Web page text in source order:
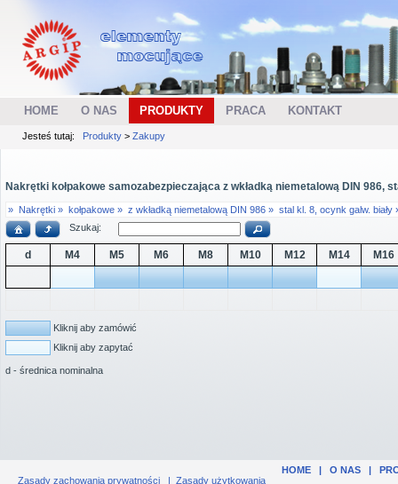
HOME O NAS PRODUKTY PRACA KONTAKT
Jesteś tutaj: Produkty > Zakupy
Nakrętki kołpakowe samozabezpieczająca z wkładką niemetalową DIN 986,
» Nakrętki » kołpakowe » z wkładką niemetalową DIN 986 » stal kl. 8, ocynk galw. biały
Szukaj:
d M4 M5 M6 M8 M10 M12 M14 M16
Kliknij aby zamówić
Kliknij aby zapytać
d - średnica nominalna
HOME| O NAS|
Zasady zachowania prywatności | Zasady użytkowania